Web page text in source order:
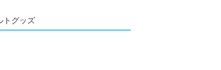
トグッズ